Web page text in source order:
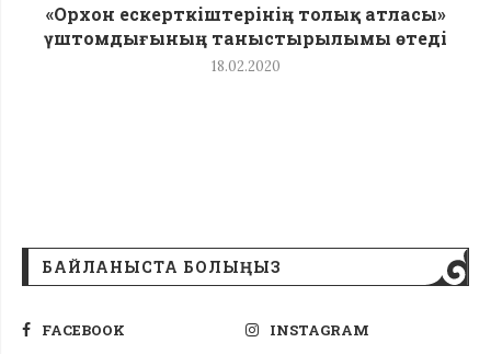
«Орхон ескерткіштерінің толық атласы»
үштомдығының таныстырылымы өтеді
18.02.2020
БАЙЛАНЫСТА БОЛЫҢЫЗ
FACEBOOK
INSTAGRAM